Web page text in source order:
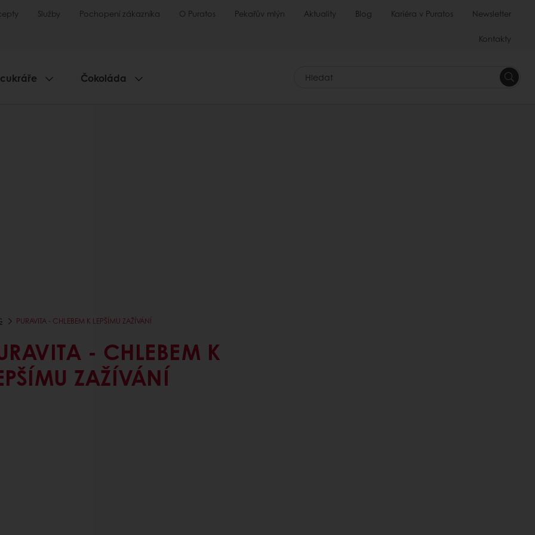
Služby Pochopení zákazníka O Puratos Pekařův mlýn Aktuality Blog Kariéra v Puratos Newsletter
Kontakty
Čokoláda Hledat
PURAVITA - CHLEBEM K LEPŠÍMU ZAŽÍVÁNÍ
- CHLEBEM K
ZAŽÍVÁNÍ